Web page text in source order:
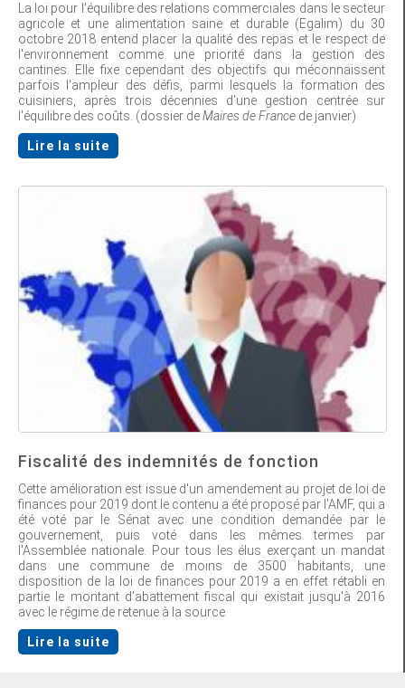
La loi pour l'équilibre des relations commerciales dans le secteur
agricole et une alimentation saine et durable (Egalim) du 30
octobre 2018 entend placer la qualité des repas et le respect de
l'environnement comme une priorité dans la gestion des
cantines. Elle fixe cependant des objectifs qui méconnaissent
parfois l'ampleur des défis, parmi lesquels la formation des
cuisiniers, après trois décennies d'une gestion centrée sur
l'équilibre des coûts. (dossier deMaires de France de janvier)
Lire la suite
Fiscalité des indemnités de fonction
Cette amélioration est issue d'un amendement au projet de loi de
finances pour 2019 dont le contenu a été proposé par l'AMF, qui a
été voté par le Sénat avec une condition demandée par le
gouvernement, puis voté dans les mêmes termes par
l'Assemblée nationale. Pour tous les élus exerçant un mandat
dans une commune de moins de 3500 habitants, une
disposition de la loi de finances pour 2019 a en effet rétabli en
partie le montant d'abattement fiscal qui existait jusqu'à 2016
avec le régime de retenue à la source.
Lire la suite